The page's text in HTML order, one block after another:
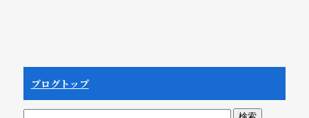
ブログトップ